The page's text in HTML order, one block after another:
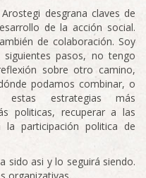
desgrana claves de
de la acción social.
de colaboración. Soy
pasos, no tengo
sobre otro camino,
podamos combinar, o
estrategias más
politicas, recuperar a las
la participación politica de
sido asi y lo seguirá siendo.